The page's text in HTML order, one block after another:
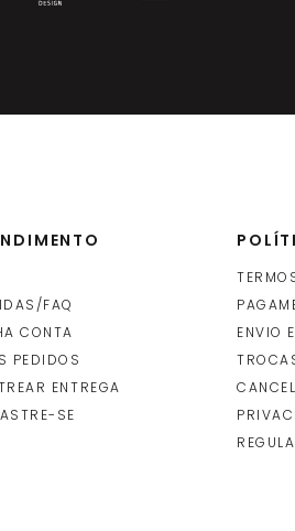
FAQ
CONTA
PEDIDOS
ENTREGA
SE
ENVIO